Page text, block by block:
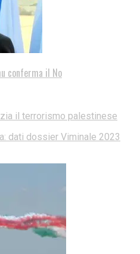
conferma il No
il terrorismo palestinese
dati dossier Viminale 2023